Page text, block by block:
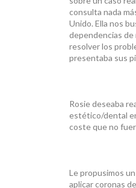
IMPLANTES BASALESconsulta nada
Unido. Ella nos
dependencias de
resolver los
presentaba sus
Rosie deseaba
estético/dental
coste que no
Le propusimos
aplicar coronas